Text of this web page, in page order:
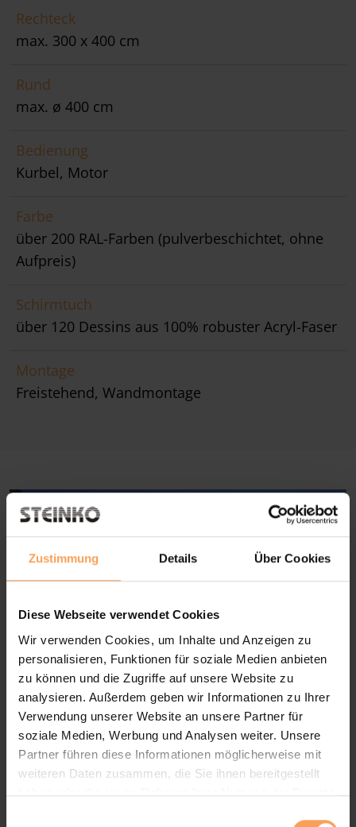
Zustimmung Details Über Cookies
Diese Webseite verwendet Cookies
Wir verwenden Cookies, um Inhalte und Anzeigen zu
personalisieren, Funktionen für soziale Medien anbieten
zu können und die Zugriffe auf unsere Website zu
analysieren. Außerdem geben wir Informationen zu Ihrer
Verwendung unserer Website an unsere Partner für
soziale Medien, Werbung und Analysen weiter. Unsere
Partner führen diese Informationen möglicherweise mit
weiteren Daten zusammen, die Sie ihnen bereitgestellt
haben oder die sie im Rahmen Ihrer Nutzung der Dienste
Rechteck
max. 300 x 400 cm
Rund
max. ø 400 cm
Bedienung
Kurbel, Motor
Farbe
über 200 RAL-Farben (pulverbeschichtet, ohne
Aufpreis)
Schirmtuch
über 120 Dessins aus 100% robuster Acryl-Faser
Montage
Freistehend, Wandmontage
Sonnenschirme bieten flexiblen
Schatten und schaffen einen
gemütlichen Platz zum Entspannen im